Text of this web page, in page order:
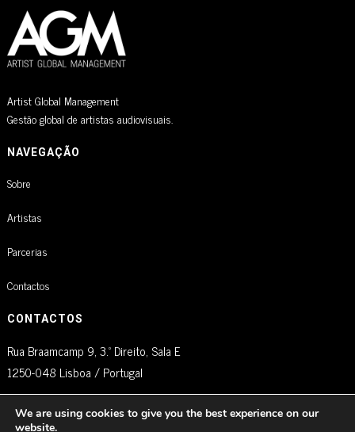
Artist Global Management
Gestão global de artistas audiovisuais.
NAVEGAÇÃO
Sobre
Artistas
Parcerias
Contactos
CONTACTOS
Rua Braamcamp 9, 3.º Direito, Sala E
1250-048 Lisboa / Portugal
agm@artistglobalmanagement.com
We are using cookies to give you the best experience on our
website.